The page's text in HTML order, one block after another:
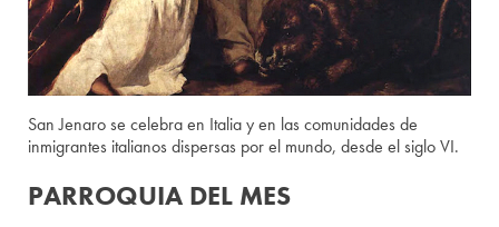
San Jenaro se celebra en Italia y en las comunidades de
inmigrantes italianos dispersas por el mundo, desde el siglo VI.
PARROQUIA DEL MES